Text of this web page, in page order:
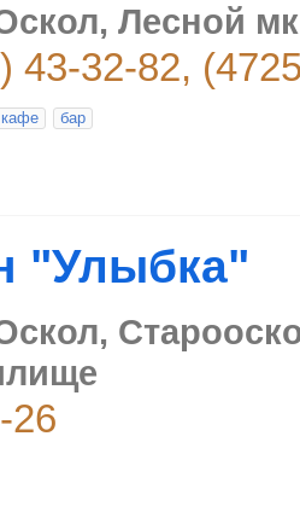
Лесной
43-32-82,
кафе бар
"Улыбка"
26